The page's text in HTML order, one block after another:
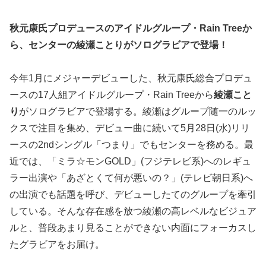
秋元康氏プロデュースのアイドルグループ・Rain Treeか
ら、センターの綾瀬ことりがソログラビアで登場！
今年1月にメジャーデビューした、秋元康氏総合プロデュ
ースの17人組アイドルグループ・Rain Treeから綾瀬こと
り がソログラビアで登場する。綾瀬はグループ随一のルッ
クスで注目を集め、デビュー曲に続いて5月28日(水)リリ
ースの2ndシングル「つまり」でもセンターを務める。最
近では、「ミラ☆モンGOLD」(フジテレビ系)へのレギュ
ラー出演や「あざとくて何が悪いの？」(テレビ朝日系)へ
の出演でも話題を呼び、デビューしたてのグループを牽引
している。そんな存在感を放つ綾瀬の高レベルなビジュア
ルと、普段あまり見ることができない内面にフォーカスし
たグラビアをお届け。